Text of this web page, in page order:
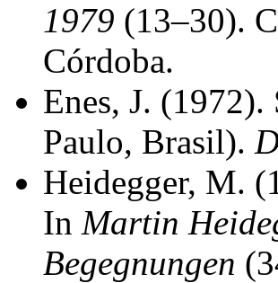
1979 (13–30).
Córdoba.
Enes, J.
Paulo, Brasil).
Heidegger, M.
In Martin
Begegnungen